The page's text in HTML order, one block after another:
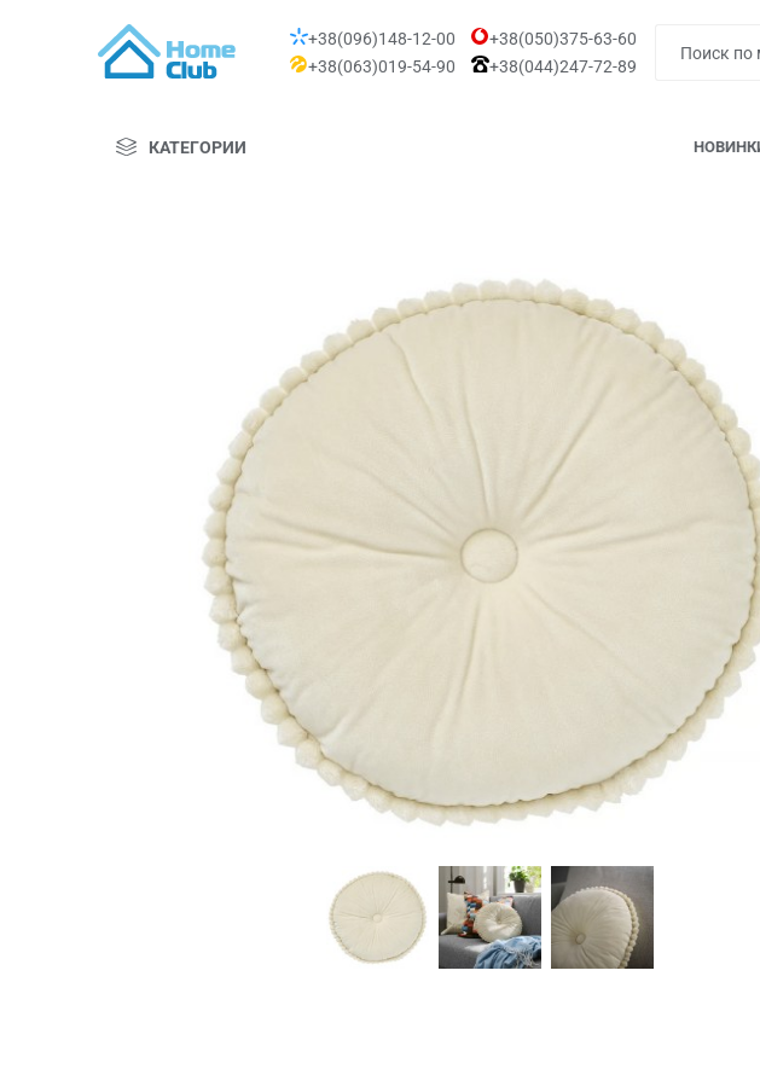
+38(096)148-12-00
+38(050)375-63-60
+38(063)019-54-90
+38(044)247-72-89
КАТЕГОРИИ